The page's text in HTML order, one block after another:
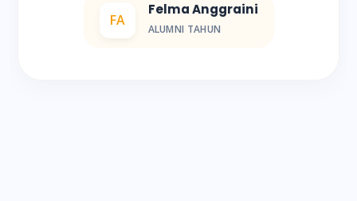
FA
Felma Anggraini
ALUMNI TAHUN